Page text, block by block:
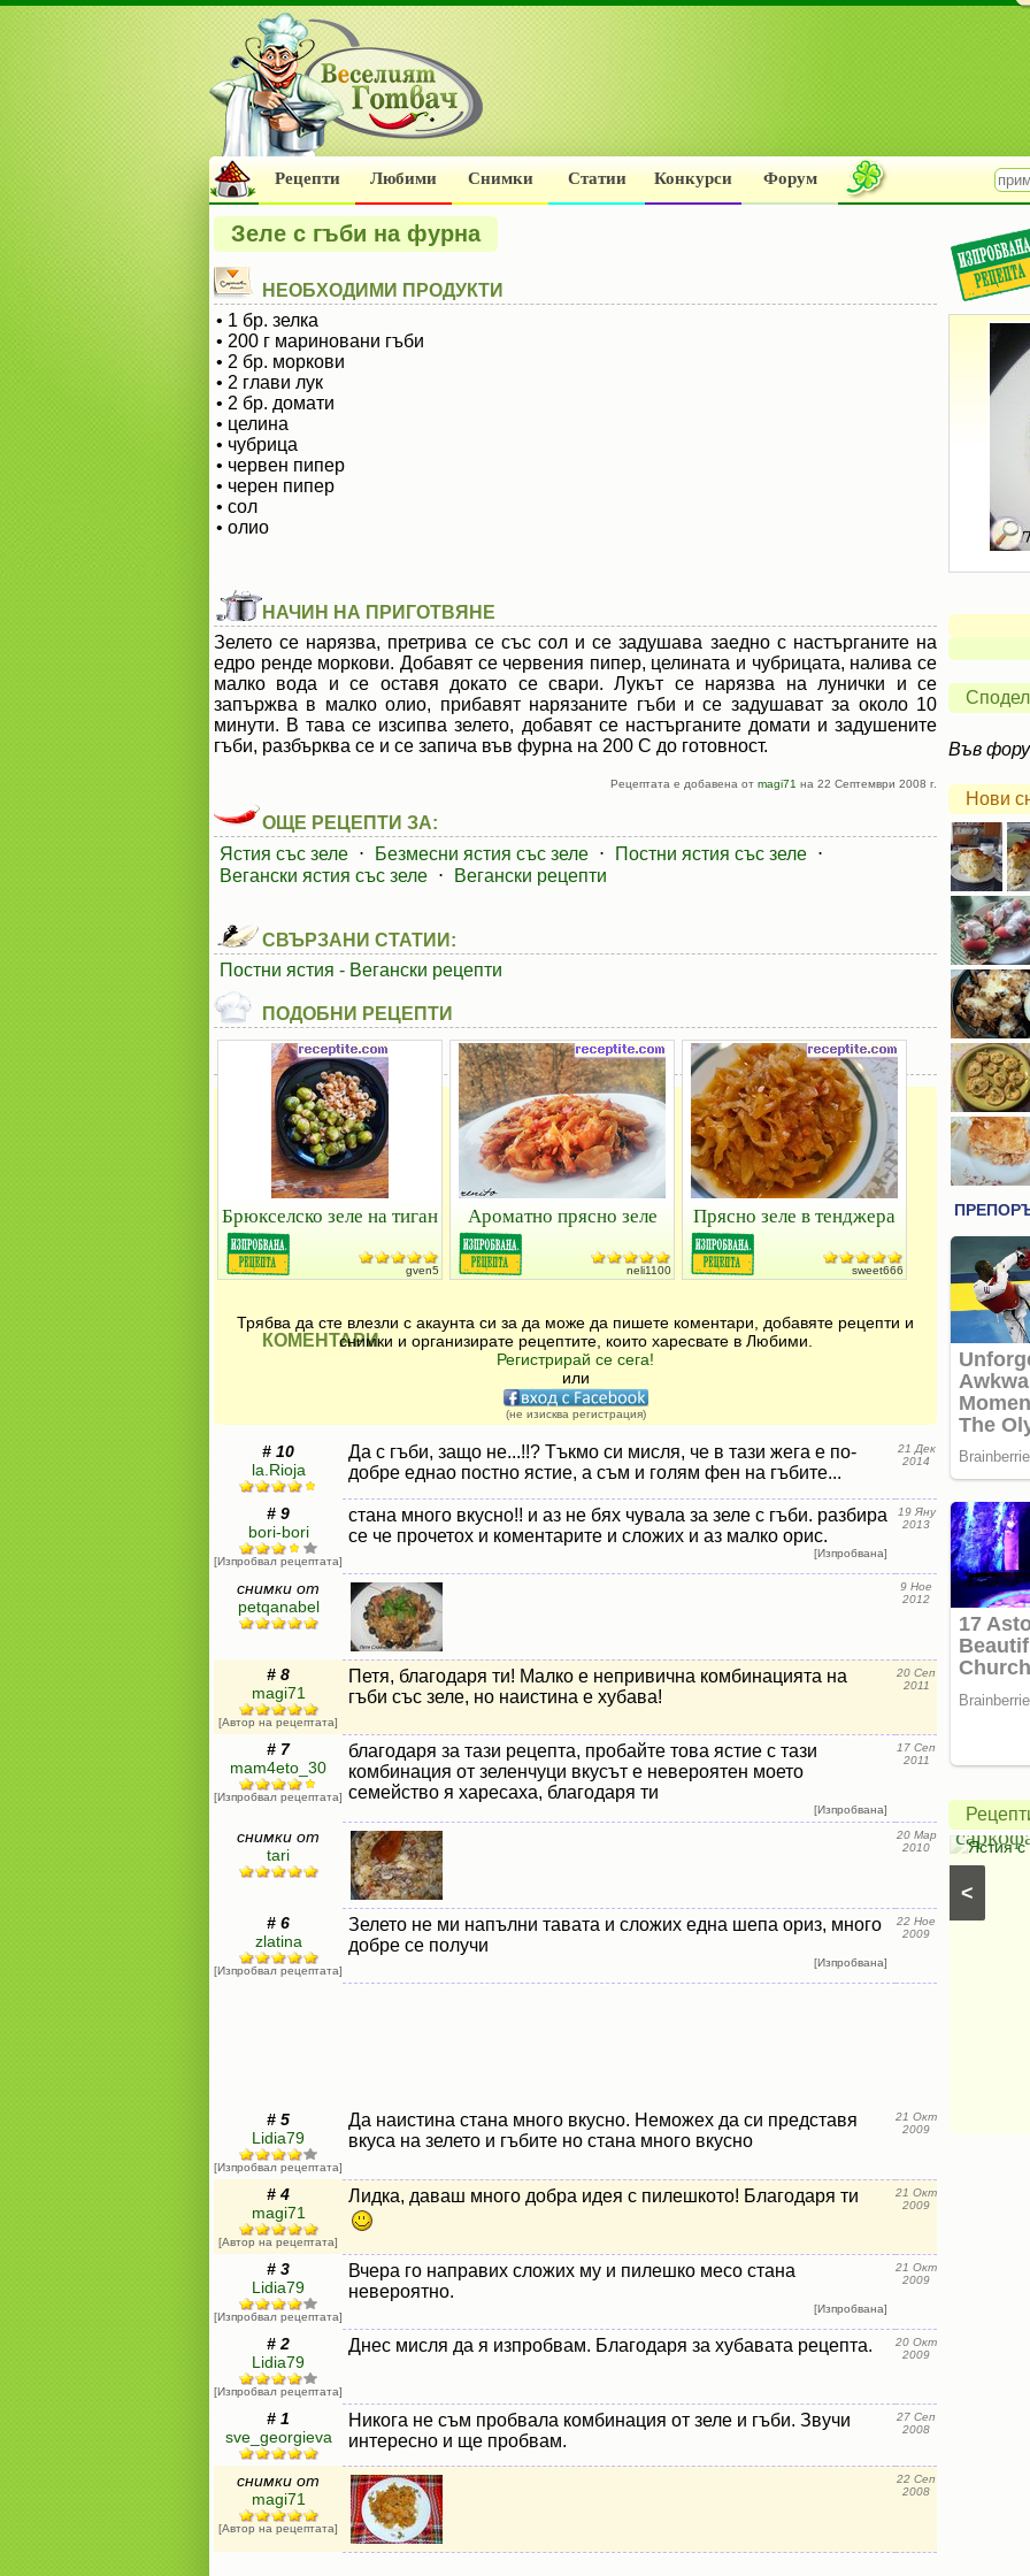
Рецепти Любими Снимки Статии Конкурси Форум
Зеле с гъби на фурна
НЕОБХОДИМИ ПРОДУКТИ
• 1 бр. зелка
• 200 г мариновани гъби
• 2 бр. моркови
• 2 глави лук
• 2 бр. домати
• целина
• чубрица
• червен пипер
• черен пипер
• сол
• олио
НАЧИН НА ПРИГОТВЯНЕ
Зелето се нарязва, претрива се със сол и се задушава заедно с настърганите на
едро ренде моркови. Добавят се червения пипер, целината и чубрицата, налива се
малко вода и се оставя докато се свари. Лукът се нарязва на лунички и се
запържва в малко олио, прибавят нарязаните гъби и се задушават за около 10
минути. В тава се изсипва зелето, добавят се настърганите домати и задушените
гъби, разбърква се и се запича във фурна на 200 С до готовност.
Рецептата е добавена от magi71 на 22 Септември 2008 г.
ОЩЕ РЕЦЕПТИ ЗА:
Ястия със зеле ⋅ Безмесни ястия със зеле ⋅ Постни ястия със зеле ⋅
Вегански ястия със зеле ⋅ Вегански рецепти
СВЪРЗАНИ СТАТИИ:
Постни ястия - Вегански рецепти
ПОДОБНИ РЕЦЕПТИ
Брюкселско зеле на тиган
gven5
Ароматно прясно зеле
neli1100
Прясно зеле в тенджера
sweet666
КОМЕНТАРИ
Трябва да сте влезли с акаунта си за да може да пишете коментари, добавяте рецепти и
снимки и организирате рецептите, които харесвате в Любими.
Регистрирай се сега!
или
(не изисква регистрация)
# 10
la.Rioja
Да с гъби, защо не...!!? Тъкмо си мисля, че в тази жега е по-
добре еднао постно ястие, а съм и голям фен на гъбите...
21 Дек
2014
# 9
bori-bori
[Изпробвал рецептата]
стана много вкусно!! и аз не бях чувала за зеле с гъби. разбира
се че прочетох и коментарите и сложих и аз малко орис.
[Изпробвана]
19 Яну
2013
снимки от
petqanabel
9 Ное
2012
# 8
magi71
[Автор на рецептата]
Петя, благодаря ти! Малко е непривична комбинацията на
гъби със зеле, но наистина е хубава!
20 Сеп
2011
# 7
mam4eto_30
[Изпробвал рецептата]
благодаря за тази рецепта, пробайте това ястие с тази
комбинация от зеленчуци вкусът е невероятен моето
семейство я харесаха, благодаря ти
[Изпробвана]
17 Сеп
2011
снимки от
tari
20 Мар
2010
# 6
zlatina
[Изпробвал рецептата]
Зелето не ми напълни тавата и сложих една шепа ориз, много
добре се получи
[Изпробвана]
22 Ное
2009
# 5
Lidia79
[Изпробвал рецептата]
Да наистина стана много вкусно. Неможех да си представя
вкуса на зелето и гъбите но стана много вкусно
21 Окт
2009
# 4
magi71
[Автор на рецептата]
Лидка, даваш много добра идея с пилешкото! Благодаря ти
21 Окт
2009
# 3
Lidia79
[Изпробвал рецептата]
Вчера го направих сложих му и пилешко месо стана
невероятно.
[Изпробвана]
21 Окт
2009
# 2
Lidia79
[Изпробвал рецептата]
Днес мисля да я изпробвам. Благодаря за хубавата рецепта.
20 Окт
2009
# 1
sve_georgieva
Никога не съм пробвала комбинация от зеле и гъби. Звучи
интересно и ще пробвам.
27 Сеп
2008
снимки от
magi71
[Автор на рецептата]
22 Сеп
2008
Във
Нови
<
Крем
с
чиа
и
кокосово
Постни
плодове
пиле
в
Ястия